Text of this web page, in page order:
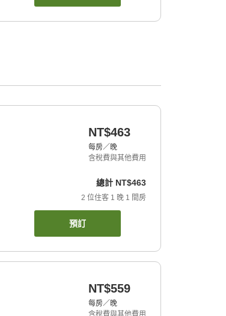
NT$463
每房／晚
含稅費與其他費用
總計 NT$463
2 位住客 1 晚 1 間房
預訂
NT$559
每房／晚
含稅費與其他費用